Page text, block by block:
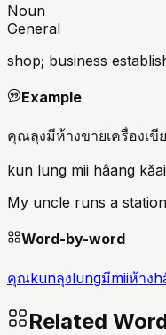
Noun
General
shop; business
Example
คุณลุงมีห้างขายเครื่องเขี
kun lung mii hâang
My uncle runs a
Word-by-word
คุณkunลุงlungมีmiiห้าง
Related